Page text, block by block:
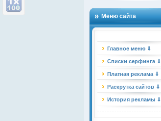
Меню сайта
Главное меню ⇓
Списки серфинга ⇓
Платная реклама ⇓
Раскрутка сайтов ⇓
История рекламы ⇓